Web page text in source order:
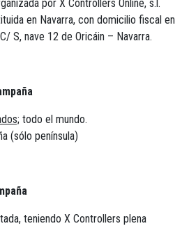
por X Controllers Online, s.l.
en Navarra, con domicilio fiscal en
S, nave 12 de Oricáin – Navarra.
todo el mundo.
(sólo península)
teniendo X Controllers plena